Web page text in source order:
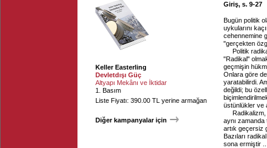
Keller Easterling
Devletdışı Güç
Altyapı Mekânı ve İktidar
1. Basım
Liste Fiyatı: 390.00 TL yerine armağan
Diğer kampanyalar için
Giriş, s. 9-27
Bugün politik
uykularını
cehennemine
"gerçekten
Politik
"Radikal"
geçmişin
Onlara göre
yaratabilirdi.
değildi; bu
üstünlükler ve
aynı zamanda
artık geçersiz
Bazıları
sona ermiştir